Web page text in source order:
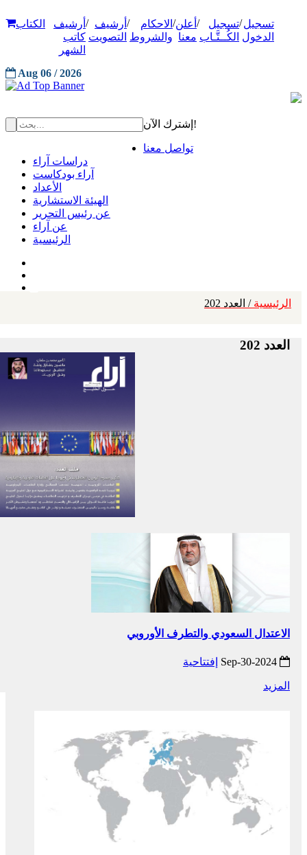
تسجيل
الدخول
/تسجيل
الكُــتَّـاب
/ أعلن
معنا
/ الاحكام
والشروط
/ أرشيف
التصويت
/ أرشيف
كاتب
الشهر
الكتاب
Aug 06 / 2026
إشترك الآن!
تواصل معنا
دراسات آراء
آراء بودكاست
الأعداد
الهيئة الاستشارية
عن رئيس التحرير
عن آراء
الرئيسية
الرئيسية / العدد 202
العدد 202
الاعتدال السعودي والتطرف الأوروبي
إفتتاحية
المزيد